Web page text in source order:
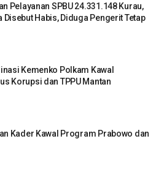
Pelayanan SPBU 24.331.148 Kurau,
Disebut Habis, Diduga Pengerit Tetap
Kemenko Polkam Kawal
Korupsi dan TPPU Mantan
Kader Kawal Program Prabowo dan